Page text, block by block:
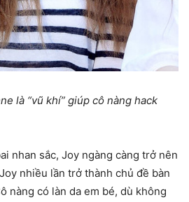
là “vũ khí” giúp cô nàng hack
nhan sắc, Joy ngàng càng trở nên
nhiều lần trở thành chủ đề bàn
nàng có làn da em bé, dù không